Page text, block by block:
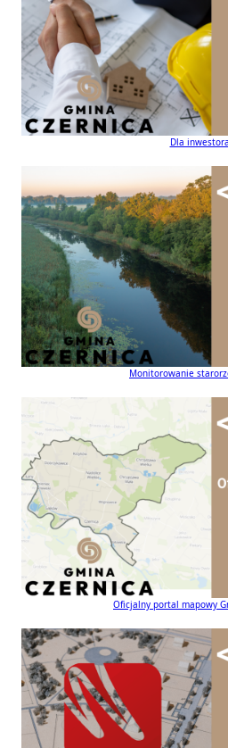
Dla inwestora
Monitorowanie
Oficjalny portal mapowy